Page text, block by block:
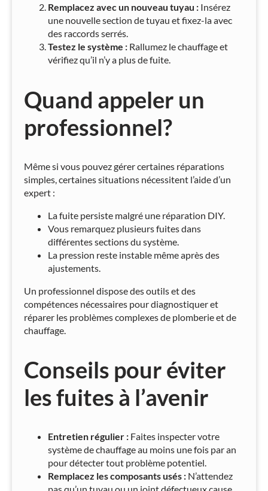
Remplacez avec un nouveau tuyau : Insérez
une nouvelle section de tuyau et fixez-la avec
des raccords serrés.
Testez le système : Rallumez le chauffage et
vérifiez qu’il n’y a plus de fuite.
Quand appeler un
professionnel?
Même si vous pouvez gérer certaines réparations
simples, certaines situations nécessitent l’aide d’un
expert :
La fuite persiste malgré une réparation DIY.
Vous remarquez plusieurs fuites dans
différentes sections du système.
La pression reste instable même après des
ajustements.
Un professionnel dispose des outils et des
compétences nécessaires pour diagnostiquer et
réparer les problèmes complexes de plomberie et de
chauffage.
Conseils pour éviter
les fuites à l’avenir
Entretien régulier : Faites inspecter votre
système de chauffage au moins une fois par an
pour détecter tout problème potentiel.
Remplacez les composants usés : N’attendez